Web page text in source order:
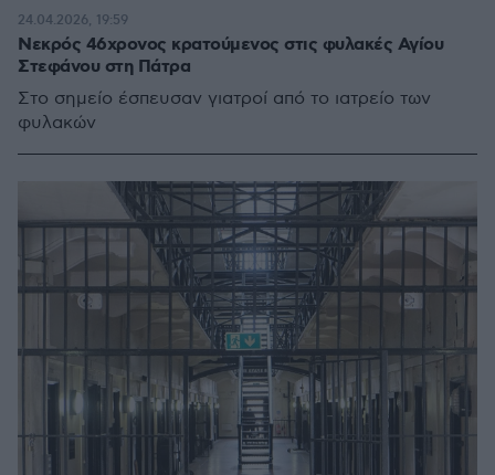
Νεκρός 46χρονος κρατούμενος στις φυλακές Αγίου
Στεφάνου στη Πάτρα
Στο σημείο έσπευσαν γιατροί από το ιατρείο των
φυλακών
24.04.2026, 19:59